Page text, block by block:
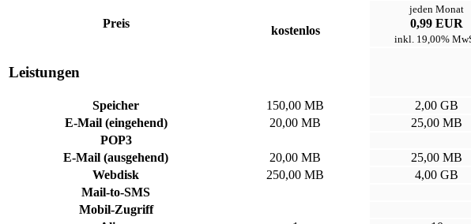
Preis
kostenlos
jeden Monat
0,99 EUR
inkl. 19,00%
Leistungen
Speicher 150,00 MB 2,00 GB
E-Mail (eingehend)
20,00 MB 25,00 MB
POP3
E-Mail (ausgehend)
20,00 MB 25,00 MB
Webdisk
250,00 MB 4,00 GB
Mail-to-SMS
Mobil-Zugriff